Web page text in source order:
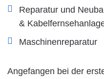
Reparatur und
&
Maschinenreparatur
Angefangen bei der